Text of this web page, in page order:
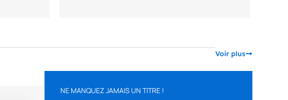
Voir plus
NE MANQUEZ JAMAIS UN TITRE !